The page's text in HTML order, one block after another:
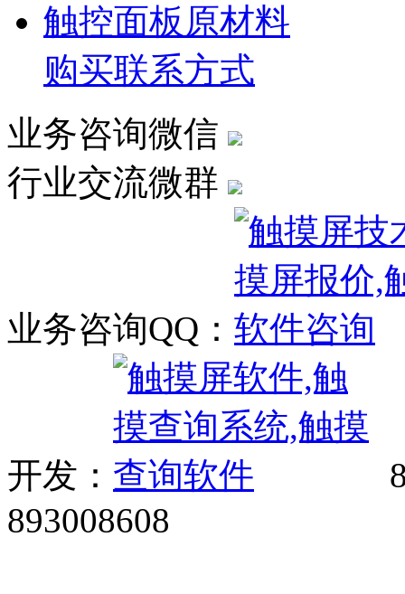
触控面板原材料
购买联系方式
业务咨询微信
行业交流微群
业务咨询QQ：
开发：
893008608